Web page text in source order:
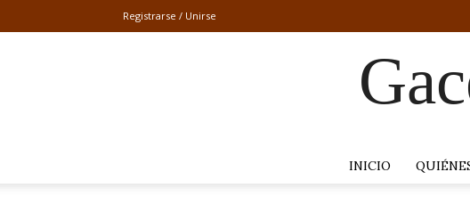
Registrarse / Unirse
INICIO